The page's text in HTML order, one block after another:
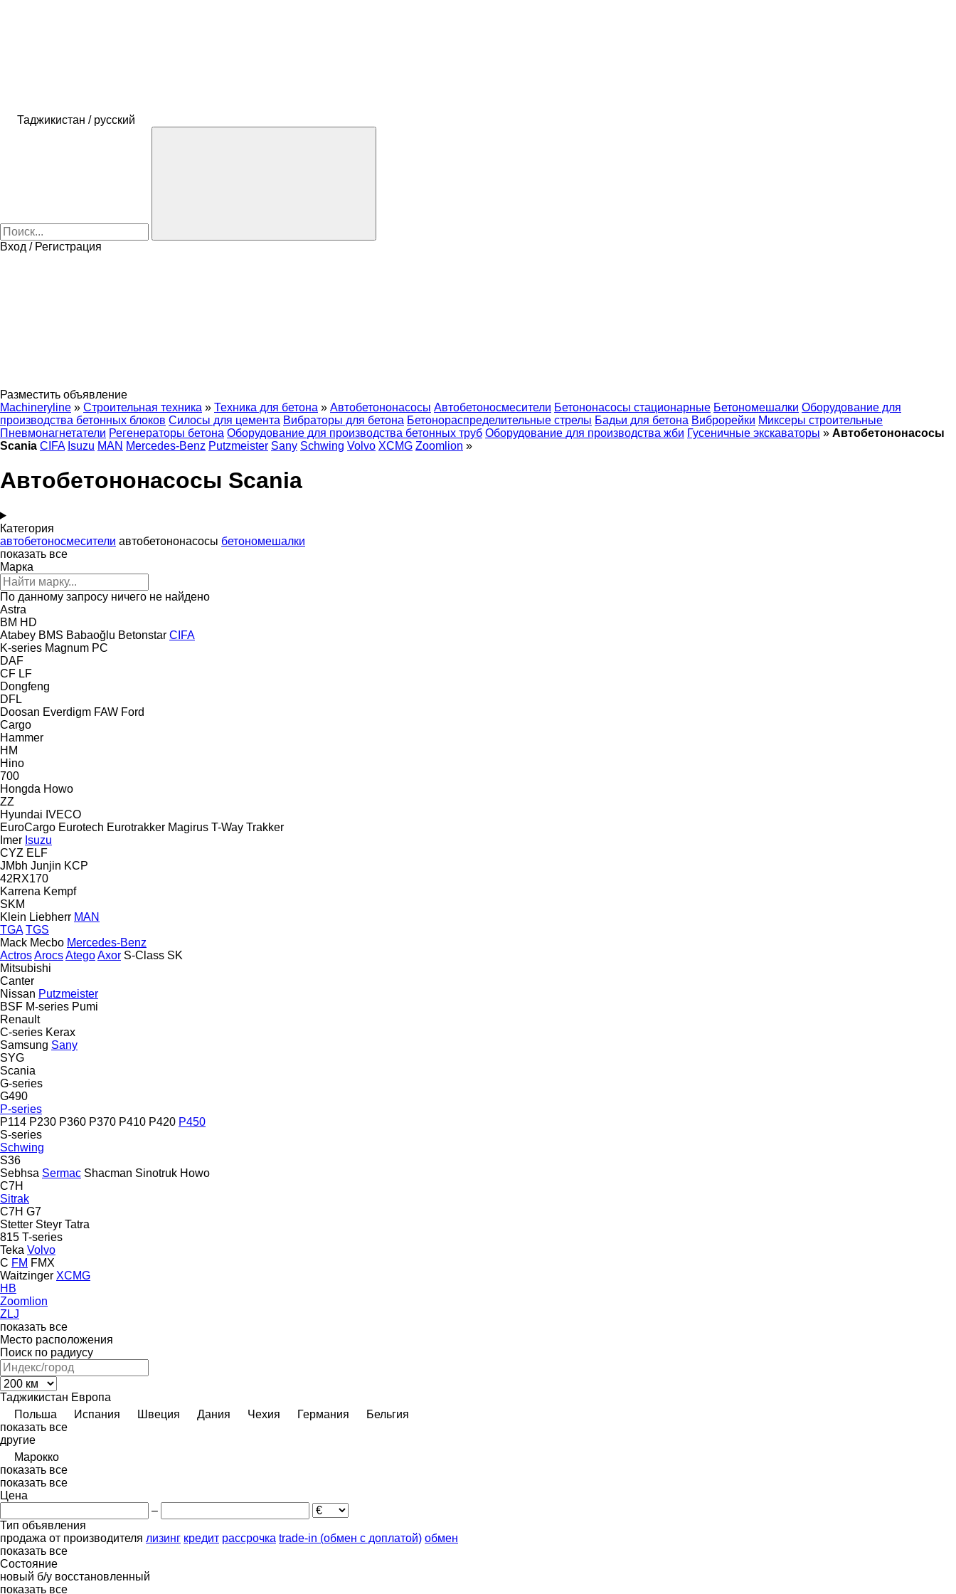
Таджикистан / русский
Вход / Регистрация
Разместить объявление
Machineryline » Строительная техника » Техника для бетона » Автобетононасосы Автобетоносмесители Бетононасосы стационарные Бетономешалки Оборудование для
производства бетонных блоков Силосы для цемента Вибраторы для бетона Бетонораспределительные стрелы Бадьи для бетона Виброрейки Миксеры строительные
Пневмонагнетатели Регенераторы бетона Оборудование для производства бетонных труб Оборудование для производства жби Гусеничные экскаваторы » Автобетононасосы
Scania CIFA Isuzu MAN Mercedes-Benz Putzmeister Sany Schwing Volvo XCMG Zoomlion »
Автобетононасосы Scania
Категория
автобетоносмесители автобетононасосы бетономешалки
показать все
Марка
По данному запросу ничего не найдено
Astra
BM HD
Atabey BMS Babaoğlu Betonstar CIFA
K-series Magnum PC
DAF
CF LF
Dongfeng
DFL
Doosan Everdigm FAW Ford
Cargo
Hammer
HM
Hino
700
Hongda Howo
ZZ
Hyundai IVECO
EuroCargo Eurotech Eurotrakker Magirus T-Way Trakker
Imer Isuzu
CYZ ELF
JMbh Junjin KCP
42RX170
Karrena Kempf
SKM
Klein Liebherr MAN
TGA TGS
Mack Mecbo Mercedes-Benz
ActrosArocsAtegoAxor S-Class SK
Mitsubishi
Canter
Nissan Putzmeister
BSF M-series Pumi
Renault
C-series Kerax
Samsung Sany
SYG
Scania
G-series
G490
P-series
P114 P230 P360 P370 P410 P420 P450
S-series
Schwing
S36
Sebhsa Sermac Shacman Sinotruk Howo
C7H
Sitrak
C7H G7
Stetter Steyr Tatra
815 T-series
Teka Volvo
C FM FMX
Waitzinger XCMG
HB
Zoomlion
ZLJ
показать все
Место расположения
Поиск по радиусу
Таджикистан Европа
Польша
Испания Швеция Дания Чехия Германия
Бельгия
показать все
другие
Марокко
показать все
показать все
Цена
–
Тип объявления
продажа от производителя лизинг кредит рассрочка trade-in (обмен с доплатой) обмен
показать все
Состояние
новый б/у восстановленный
показать все